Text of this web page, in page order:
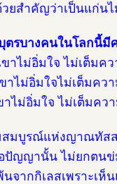
ยสำคัญว่าเป็นแก่นไ
ตรบางคนในโลกนี้มี
ขาไม่อิ่มใจ ไม่เต็ม
าไม่อิ่มใจไม่เต็มค
าไม่อิ่มใจ ไม่เต็มค
สมบูรณ์แห่งญาณทัส
ปัญญานั้น ไม่ยกตนข่
จากกิเลสเพราะเห็